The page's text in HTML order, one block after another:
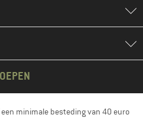
minimale besteding van 40 euro